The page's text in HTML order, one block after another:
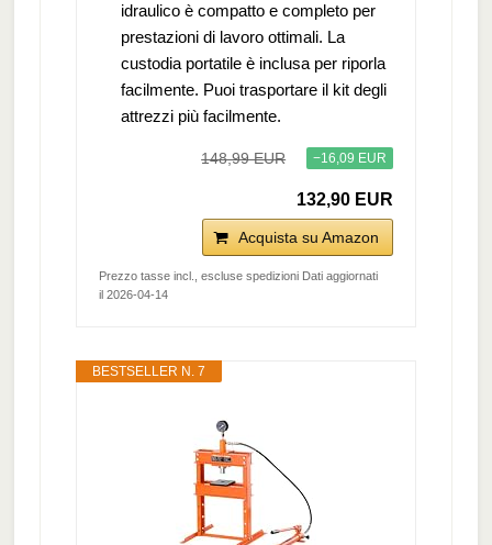
idraulico è compatto e completo per
prestazioni di lavoro ottimali. La
custodia portatile è inclusa per riporla
facilmente. Puoi trasportare il kit degli
attrezzi più facilmente.
148,99 EUR −16,09 EUR
132,90 EUR
Acquista su Amazon
Prezzo tasse incl., escluse spedizioni Dati aggiornati
il 2026-04-14
BESTSELLER N. 7